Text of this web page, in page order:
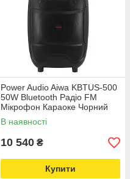
Power Audio Aiwa KBTUS-500
50W Bluetooth Радіо FM
Мікрофон Караоке Чорний
В наявності
10 540 ₴
Купити